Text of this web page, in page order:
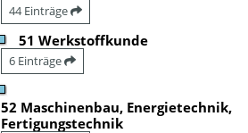
44 Einträge
51 Werkstoffkunde
6 Einträge
52 Maschinenbau, Energietechnik,
Fertigungstechnik